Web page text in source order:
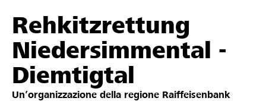
Aiuto & supporto
Partner / Banche Raiffeisen
Rehkitzrettung
Niedersimmental -
Diemtigtal
Un’organizzazione della regione Raiffeisenbank